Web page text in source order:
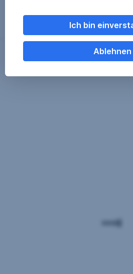
Ich bin
Ablehnen